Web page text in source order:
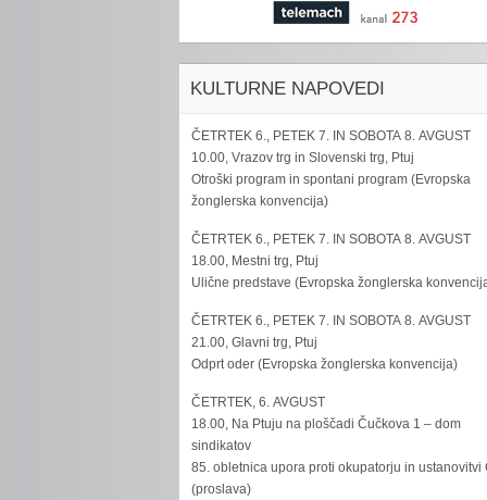
KULTURNE NAPOVEDI
ČETRTEK 6., PETEK 7. IN SOBOTA 8. AVGUST
10.00, Vrazov trg in Slovenski trg, Ptuj
Otroški program in spontani program (Evropska
žonglerska konvencija)
ČETRTEK 6., PETEK 7. IN SOBOTA 8. AVGUST
18.00, Mestni trg, Ptuj
Ulične predstave (Evropska žonglerska
ČETRTEK 6., PETEK 7. IN SOBOTA 8. AVGUST
21.00, Glavni trg, Ptuj
Odprt oder (Evropska žonglerska konvencija)
ČETRTEK, 6. AVGUST
18.00, Na Ptuju na ploščadi Čučkova 1 – dom
sindikatov
85. obletnica upora proti okupatorju in ustanovitvi
(proslava)